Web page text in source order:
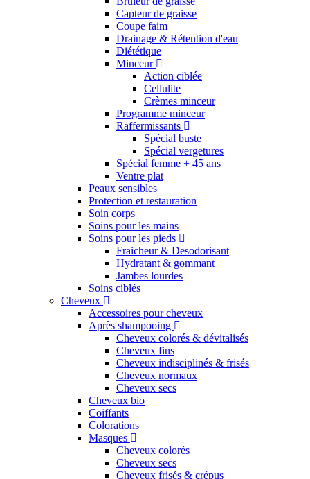
Capteur de graisse
Coupe faim
Drainage & Rétention d'eau
Diététique
Minceur
Action ciblée
Cellulite
Crèmes minceur
Programme minceur
Raffermissants
Spécial buste
Spécial vergetures
Spécial femme + 45 ans
Ventre plat
Peaux sensibles
Protection et restauration
Soin corps
Soins pour les mains
Soins pour les pieds
Fraicheur & Desodorisant
Hydratant & gommant
Jambes lourdes
Soins ciblés
Cheveux
Accessoires pour cheveux
Après shampooing
Cheveux colorés & dévitalisés
Cheveux fins
Cheveux indisciplinés & frisés
Cheveux normaux
Cheveux secs
Cheveux bio
Coiffants
Colorations
Masques
Cheveux colorés
Cheveux secs
Cheveux frisés & crépus